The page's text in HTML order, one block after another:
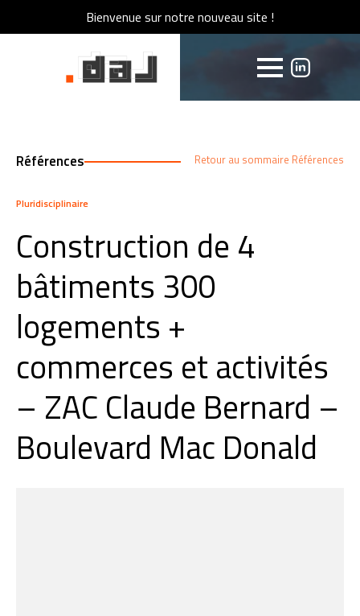
Bienvenue sur notre nouveau site !
Bienvenue sur notre nouveau site !
Références Retour au sommaire Références
Pluridisciplinaire
Construction de 4
bâtiments 300
logements +
commerces et activités
– ZAC Claude Bernard –
Boulevard Mac Donald